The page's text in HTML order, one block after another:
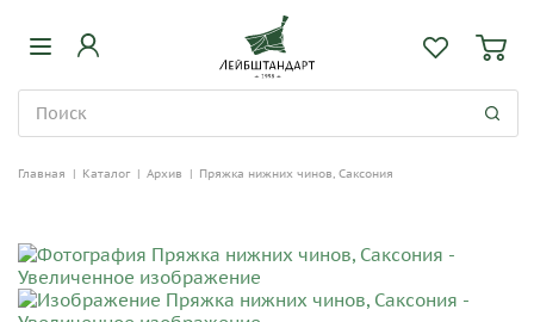
Главная | Каталог | Архив | Пряжка нижних чинов, Саксония